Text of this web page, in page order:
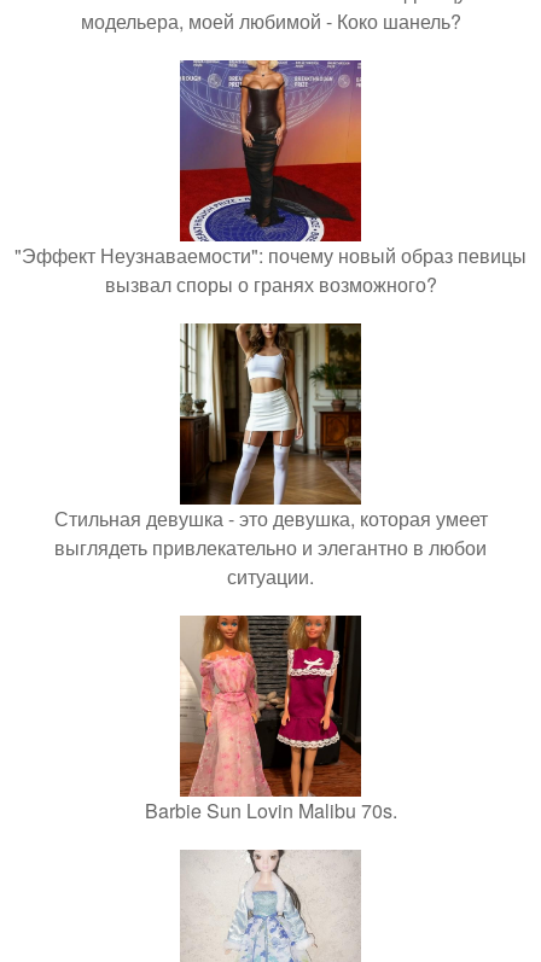
модельера, моей любимой - Коко шанель?
"Эффект Неузнаваемости": почему новый образ певицы
вызвал споры о гранях возможного?
Стильная девушка - это девушка, которая умеет
выглядеть привлекательно и элегантно в любои
ситуации.
Barbie Sun Lovin Malibu 70s.